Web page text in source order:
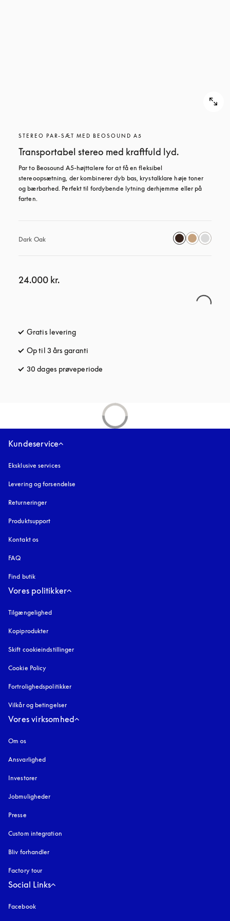
STEREO PAR-SÆT MED BEOSOUND A5
Transportabel stereo med kraftfuld lyd.
Par to Beosound A5-højttalere for at få en fleksibel
stereoopsætning, der kombinerer dyb bas, krystalklare høje toner
og bærbarhed. Perfekt til fordybende lytning derhjemme eller på
farten.
Dark Oak
24.000 kr.
Gratis levering
Op til 3 års garanti
30 dages prøveperiode
Kundeservice
Eksklusive services
Levering og forsendelse
Returneringer
Produktsupport
Kontakt os
FAQ
Find butik
Vores politikker
Tilgængelighed
Kopiprodukter
Skift cookieindstillinger
Cookie Policy
Fortrolighedspolitikker
Vilkår og betingelser
Vores virksomhed
Om os
Ansvarlighed
Investorer
Jobmuligheder
Presse
Custom integration
Bliv forhandler
Factory tour
Social Links
Facebook